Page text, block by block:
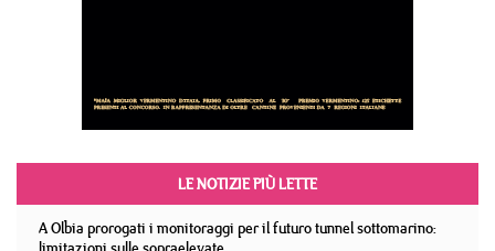
LE NOTIZIE PIÙ LETTE
A Olbia prorogati i monitoraggi per il futuro tunnel sottomarino: